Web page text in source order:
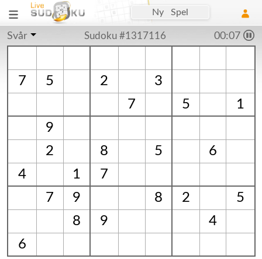
Ny Spel
Svår Sudoku #1317116 00:07
7 5 2
3
7
5
1
9
2
8 5
6
4
1
7
7
9 8 2
5
8
9
4
6